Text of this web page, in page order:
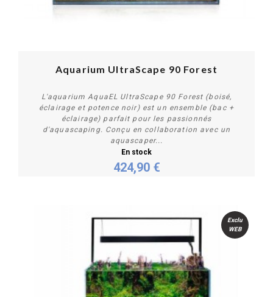
Acheter
Aquarium UltraScape 90 Forest
L'aquarium AquaEL UltraScape 90 Forest (boisé,
éclairage et potence noir) est un ensemble (bac +
éclairage) parfait pour les passionnés
d'aquascaping. Conçu en collaboration avec un
aquascaper...
En stock
424,90 €
Exclu
WEB